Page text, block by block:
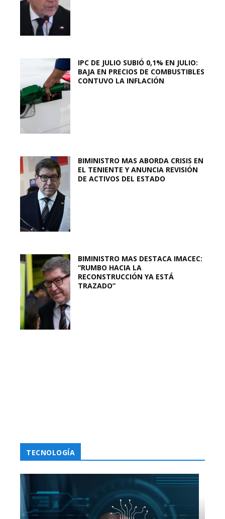
IPC DE JULIO SUBIÓ 0,1% EN JULIO:
BAJA EN PRECIOS DE COMBUSTIBLES
CONTUVO LA INFLACIÓN
BIMINISTRO MAS ABORDA CRISIS EN
EL TENIENTE Y ANUNCIA REVISIÓN
DE ACTIVOS DEL ESTADO
BIMINISTRO MAS DESTACA IMACEC:
“RUMBO HACIA LA
RECONSTRUCCIÓN YA ESTÁ
TRAZADO”
TECNOLOGÍA